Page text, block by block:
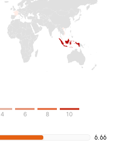
4 6 8 10
6.66